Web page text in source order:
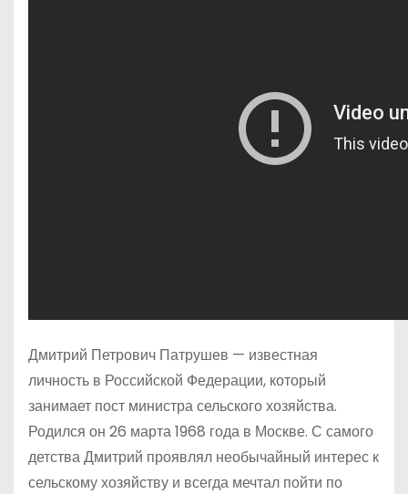
Дмитрий Петрович Патрушев — известная
личность в Российской Федерации, который
занимает пост министра сельского хозяйства.
Родился он 26 марта 1968 года в Москве. С самого
детства Дмитрий проявлял необычайный интерес к
сельскому хозяйству и всегда мечтал пойти по